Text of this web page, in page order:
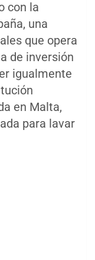
con la
una
que opera
de inversión
igualmente
en Malta,
para lavar